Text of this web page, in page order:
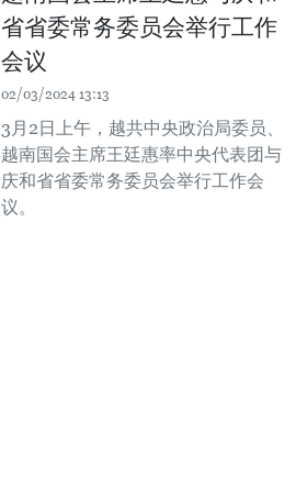
省省委常务委员会举行工作
会议
02/03/2024 13:13
3月2日上午，越共中央政治局委员、
越南国会主席王廷惠率中央代表团与
庆和省省委常务委员会举行工作会
议。